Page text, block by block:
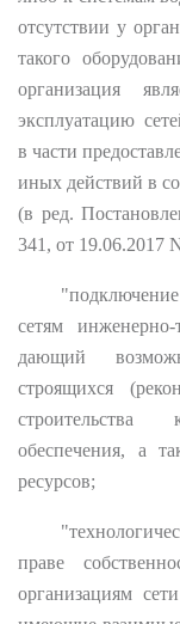
отсутствии у
такого
организация
эксплуатацию
в части
иных действий в
(в ред.
341, от 19.06.2017
сетям инженерно-
дающий
строящихся
строительства
обеспечения, а
ресурсов;
праве
организациям